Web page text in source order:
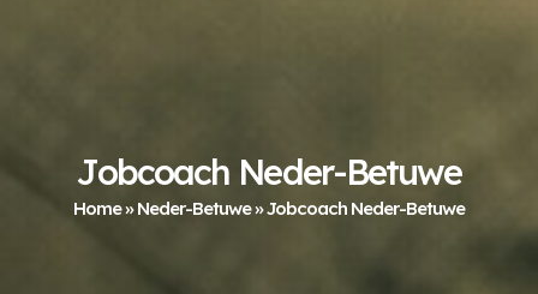
Jobcoach Neder-Betuwe
Home»Neder-Betuwe»Jobcoach Neder-Betuwe